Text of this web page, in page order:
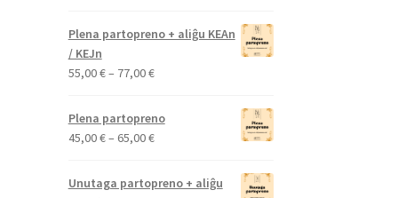
Plena partopreno + aliĝu KEAn
/ KEJn
55,00€– 77,00€Price
through
Plena partopreno
45,00€– 65,00€Price
Unutaga partopreno + aliĝu